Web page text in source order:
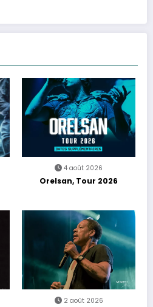
4 août 2026
Orelsan, Tour 2026
2 août 2026